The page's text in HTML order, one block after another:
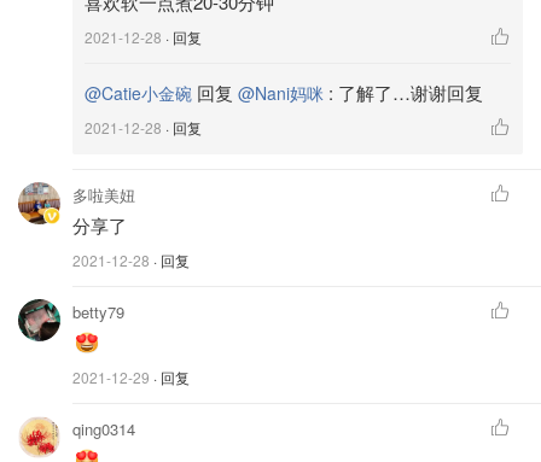
调料准备
2⃣️甜辣酱400ML（这个是最最最重要的，酸辣柠檬泡爪的
关键，是灵魂，不要舍不得放哦😂）
4⃣️白醋250ML（忘记拍照了😅）
5⃣️芝麻油（些许，用来调味的）
6⃣️盐巴（小汤匙🥄四勺）
2021-12-28 · 回复
@Catie小金碗 回复 @Nani妈咪 : 了解了…谢谢回复
2021-12-28 · 回复
多啦美妞
分享了
2021-12-28 · 回复
betty79
2021-12-29 · 回复
qing0314